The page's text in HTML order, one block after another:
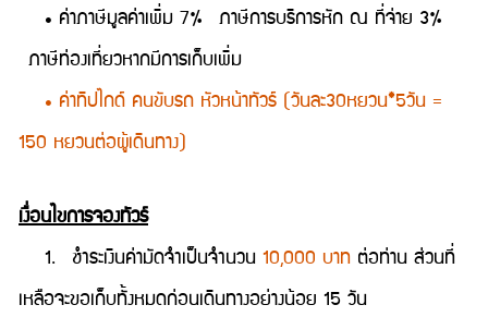
• ค่าภาษีมูลค่าเพิ่ม 7% ภาษีการบริการหัก ณ ที่จ่าย 3%
ภาษีท่องเที่ยวหากมีการเก็บเพิ่ม
• ค่าทิปไกด์ คนขับรถ หัวหน้าทัวร์ (วันละ30หยวน*5วัน =
150 หยวนต่อผู้เดินทาง)
เงื่อนไขการจองทัวร์
1. ชำระเงินค่ามัดจำเป็นจำนวน 10,000 บาท ต่อท่าน ส่วนที่
เหลือจะขอเก็บทั้งหมดก่อนเดินทางอย่างน้อย 15 วัน